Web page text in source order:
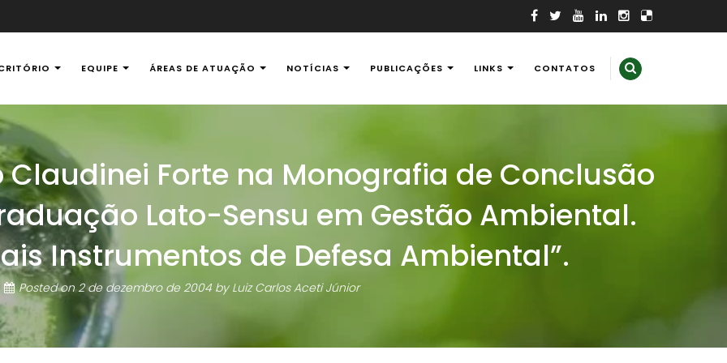
Ambiental
EQUIPE ÁREAS DE ATUAÇÃO NOTÍCIAS PUBLICAÇÕES LINKS CONTATOS
Forte na Monografia de Conclusão
Lato-Sensu em Gestão Ambiental.
Instrumentos de Defesa Ambiental”.
Posted on 2 de dezembro de 2004 by Luiz Carlos Aceti Júnior